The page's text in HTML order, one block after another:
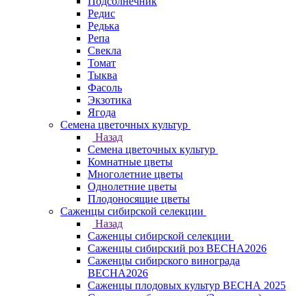
Редис
Редька
Репа
Свекла
Томат
Тыква
Фасоль
Экзотика
Ягода
Семена цветочных культур
Назад
Семена цветочных культур
Комнатные цветы
Многолетние цветы
Однолетние цветы
Плодоносящие цветы
Саженцы сибирской селекции
Назад
Саженцы сибирской селекции
Саженцы сибирский роз ВЕСНА2026
Саженцы сибирского винограда
ВЕСНА2026
Саженцы плодовых культур ВЕСНА 2025